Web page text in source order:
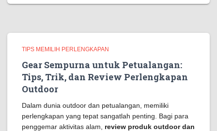
TIPS MEMILIH PERLENGKAPAN
Gear Sempurna untuk Petualangan:
Tips, Trik, dan Review Perlengkapan
Outdoor
Dalam dunia outdoor dan petualangan, memiliki
perlengkapan yang tepat sangatlah penting. Bagi para
penggemar aktivitas alam, review produk outdoor dan